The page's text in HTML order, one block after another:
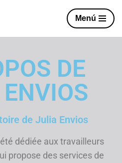
Menú
DE
de Julia Envios
dédiée aux travailleurs
propose des services de